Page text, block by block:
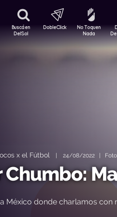
Buscá en
DelSol
DobleClick
No Toquen
Nada
x el Fútbol | 24/08/2022 |
México donde charlamos con